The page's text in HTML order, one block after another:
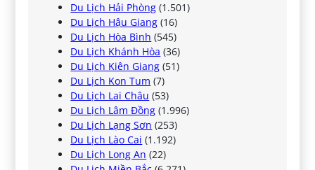
Du Lịch Hải Phòng (1.501)
Du Lịch Hậu Giang (16)
Du Lịch Hòa Bình (545)
Du Lịch Khánh Hòa (36)
Du Lịch Kiên Giang (51)
Du Lịch Kon Tum (7)
Du Lịch Lai Châu (53)
Du Lịch Lâm Đồng (1.996)
Du Lịch Lạng Sơn (253)
Du Lịch Lào Cai (1.192)
Du Lịch Long An (22)